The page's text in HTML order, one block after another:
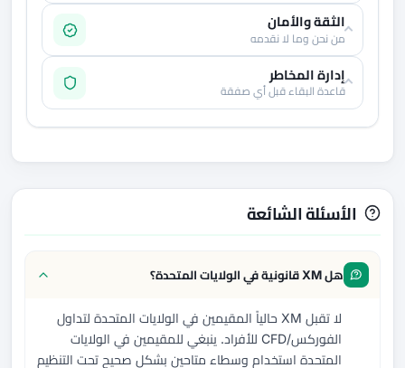
الثقة والأمان
من نحن وما لا نقدمه
إدارة المخاطر
قاعدة البقاء قبل أي صفقة
الأسئلة الشائعة
هل XM قانونية في الولايات المتحدة؟
لا تقبل XM حالياً المقيمين في الولايات المتحدة لتداول
الفوركس/CFD للأفراد. ينبغي للمقيمين في الولايات
المتحدة استخدام وسطاء متاحين بشكل صحيح تحت التنظيم